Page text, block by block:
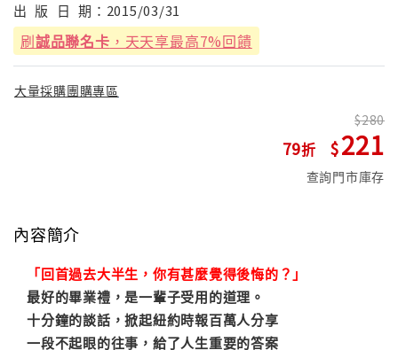
出 版 日 期： 2015/03/31
刷誠品聯名卡 ，天天享最高7%回饋
大量採購團購專區
79
280
221
查詢門市庫存
內容簡介
「回首過去大半生，你有甚麼覺得後悔的？」
最好的畢業禮，是一輩子受用的道理。
十分鐘的談話，掀起紐約時報百萬人分享
一段不起眼的往事，給了人生重要的答案